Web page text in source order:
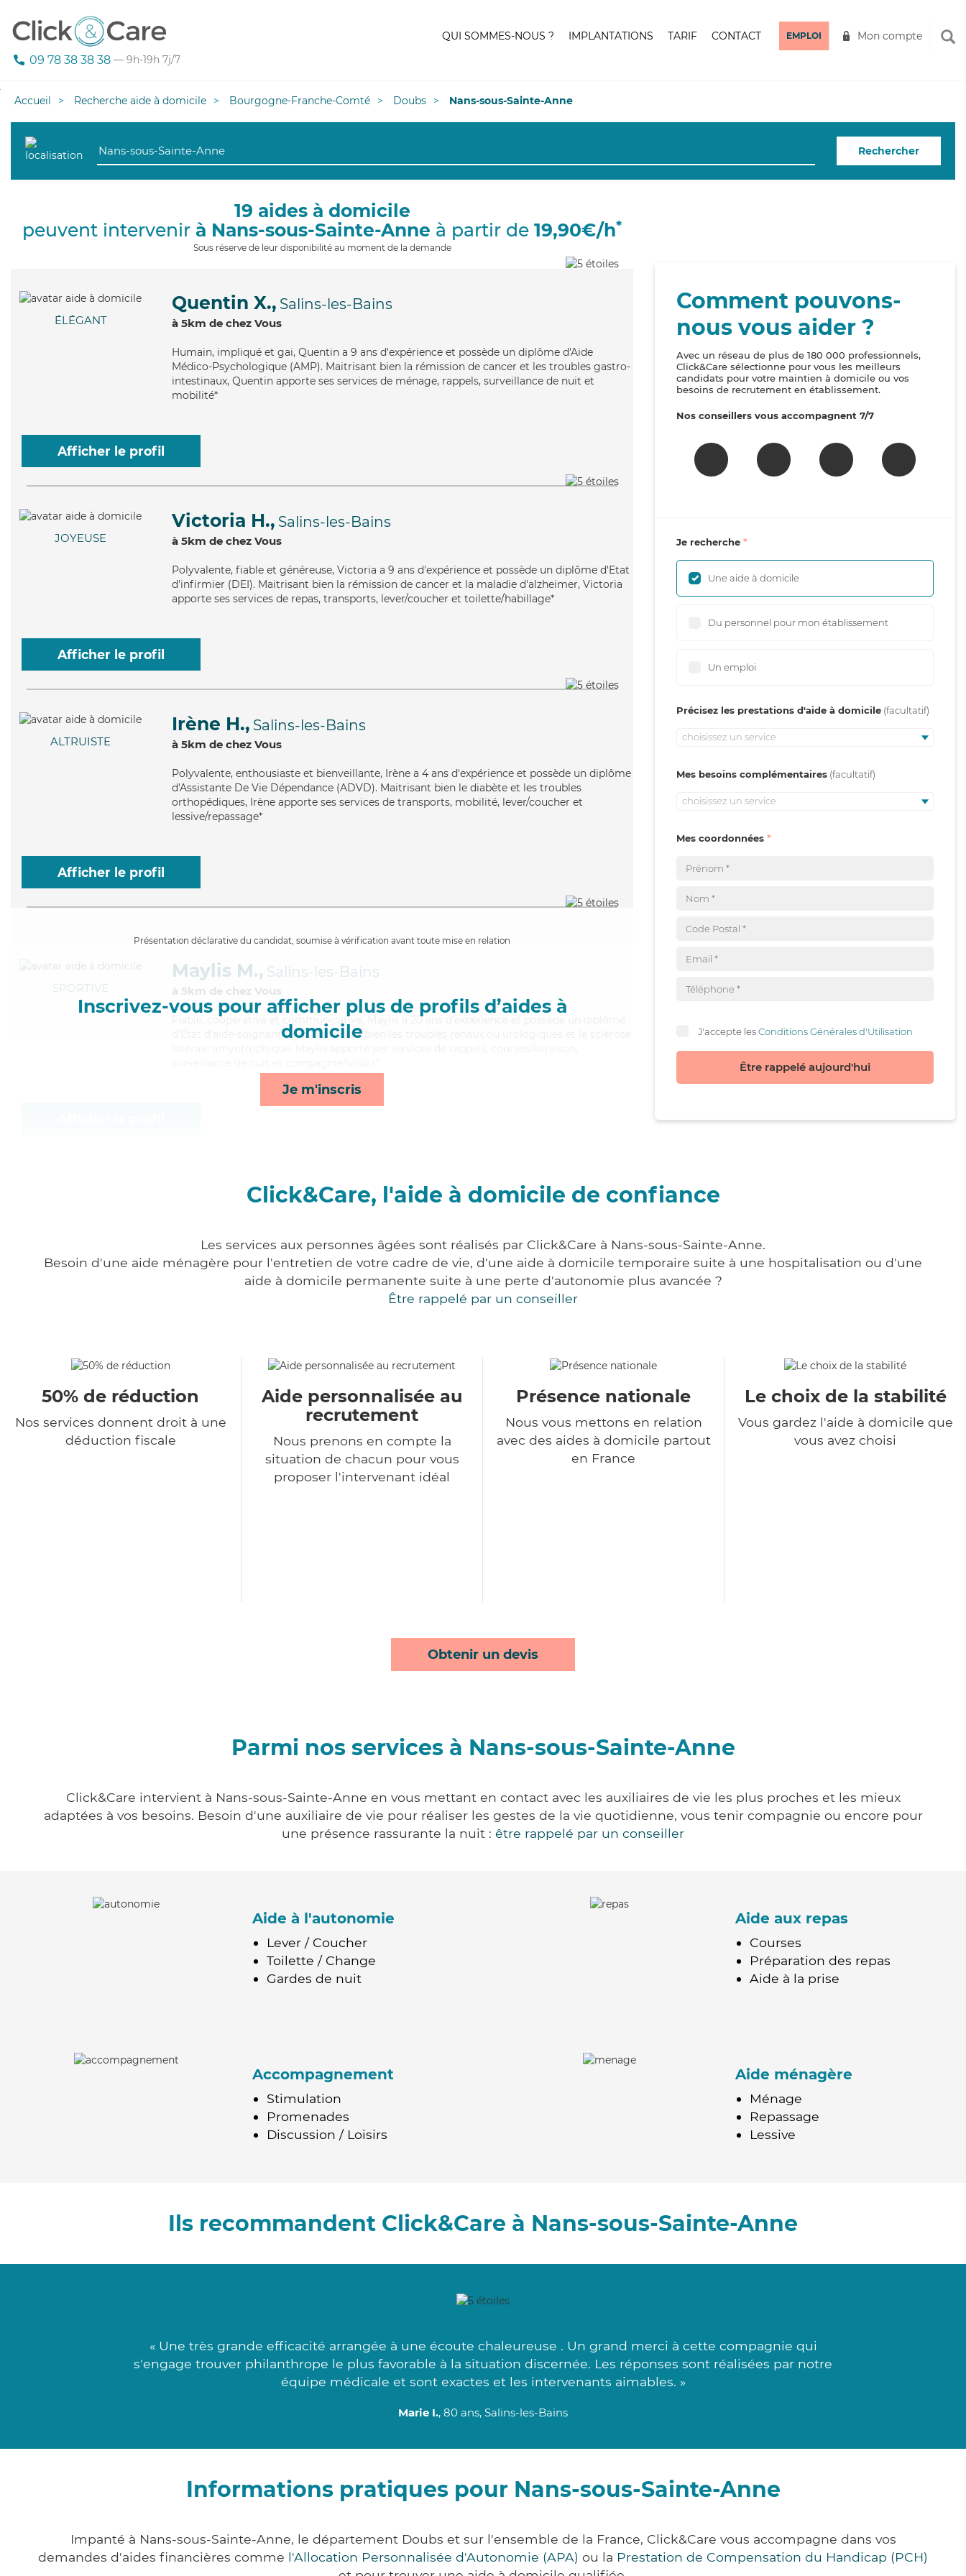
09 78 38 38 38 — 9h-19h 7j/7
QUI SOMMES-NOUS ? IMPLANTATIONS TARIF CONTACT EMPLOI Mon compte
Accueil Recherche aide à domicile Bourgogne-Franche-Comté Doubs Nans-sous-Sainte-Anne
Rechercher
19 aides à domicile
peuvent intervenir à Nans-sous-Sainte-Anne à partir de 19,90€/h*
Sous réserve de leur disponibilité au moment de la demande
ÉLÉGANT
Quentin X., Salins-les-Bains
à 5km de chez Vous
Humain, impliqué et gai, Quentin a 9 ans d'expérience et possède un diplôme d'Aide
Médico-Psychologique (AMP). Maitrisant bien la rémission de cancer et les troubles gastro-
intestinaux, Quentin apporte ses services de ménage, rappels, surveillance de nuit et
mobilité*
Afficher le profil
JOYEUSE
Victoria H., Salins-les-Bains
à 5km de chez Vous
Polyvalente, fiable et généreuse, Victoria a 9 ans d'expérience et possède un diplôme d'Etat
d'infirmier (DEI). Maitrisant bien la rémission de cancer et la maladie d'alzheimer, Victoria
apporte ses services de repas, transports, lever/coucher et toilette/habillage*
Afficher le profil
ALTRUISTE
Irène H., Salins-les-Bains
à 5km de chez Vous
Polyvalente, enthousiaste et bienveillante, Irène a 4 ans d'expérience et possède un diplôme
d'Assistante De Vie Dépendance (ADVD). Maitrisant bien le diabète et les troubles
orthopédiques, Irène apporte ses services de transports, mobilité, lever/coucher et
lessive/repassage*
Afficher le profil
Présentation déclarative du candidat, soumise à vérification avant toute mise en relation
Inscrivez-vous pour afficher plus de profils d’aides à
domicile
Je m'inscris
SPORTIVE
Maylis M., Salins-les-Bains
à 5km de chez Vous
, coopérative et communicative, Maylis a 20 ans d'expérience et possède un diplôme
d'Etat d'aide-soignant (AS). Maitrisant bien les troubles rénaux ou urologiques et la sclérose
Comment pouvons-
nous vous aider ?
Avec un réseau de plus de 180 000 professionnels,
Click&Care sélectionne pour vous les meilleurs
candidats pour votre maintien à domicile ou vos
besoins de recrutement en établissement.
Nos conseillers vous accompagnent 7/7
Je recherche
Une aide à domicile
Du personnel pour mon établissement
Un emploi
Précisez les prestations d'aide à domicile
choisissez un service
Mes besoins complémentaires
choisissez un service
Mes coordonnées
J'accepte lesConditions Générales d'Utilisation
Être rappelé aujourd'hui
Click&Care, l'aide à domicile de confiance
Les services aux personnes âgées sont réalisés par Click&Care à Nans-sous-Sainte-Anne.
Besoin d'une aide ménagère pour l'entretien de votre cadre de vie, d'une aide à domicile temporaire suite à une hospitalisation ou d'une
aide à domicile permanente suite à une perte d'autonomie plus avancée ?
Être rappelé par un conseiller
50% de réduction
Nos services donnent droit à une
déduction fiscale
Aide personnalisée au
recrutement
Nous prenons en compte la
situation de chacun pour vous
proposer l'intervenant idéal
Présence nationale
Nous vous mettons en relation
avec des aides à domicile partout
en France
Le choix de la stabilité
Vous gardez l'aide à domicile que
vous avez choisi
Obtenir un devis
Parmi nos services à Nans-sous-Sainte-Anne
Click&Care intervient à Nans-sous-Sainte-Anne en vous mettant en contact avec les auxiliaires de vie les plus proches et les mieux
adaptées à vos besoins. Besoin d'une auxiliaire de vie pour réaliser les gestes de la vie quotidienne, vous tenir compagnie ou encore pour
une présence rassurante la nuit : être rappelé par un conseiller
Aide à l'autonomie
Lever / Coucher
Toilette / Change
Gardes de nuit
Aide aux repas
Courses
Préparation des repas
Aide à la prise
Accompagnement
Stimulation
Promenades
Discussion / Loisirs
Aide ménagère
Ménage
Repassage
Lessive
Ils recommandent Click&Care à Nans-sous-Sainte-Anne
« Une très grande efficacité arrangée à une écoute chaleureuse . Un grand merci à cette compagnie qui
s'engage trouver philanthrope le plus favorable à la situation discernée. Les réponses sont réalisées par notre
équipe médicale et sont exactes et les intervenants aimables. »
Marie I., 80 ans, Salins-les-Bains
Informations pratiques pour Nans-sous-Sainte-Anne
Impanté à Nans-sous-Sainte-Anne, le département Doubs et sur l'ensemble de la France, Click&Care vous accompagne dans vos
demandes d'aides financières comme l'Allocation Personnalisée d'Autonomie (APA) ou la Prestation de Compensation du Handicap (PCH)